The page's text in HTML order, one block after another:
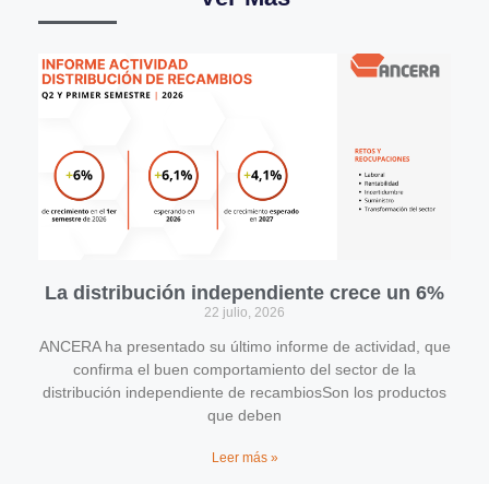
La distribución independiente crece un 6%
22 julio, 2026
ANCERA ha presentado su último informe de actividad, que
confirma el buen comportamiento del sector de la
distribución independiente de recambiosSon los productos
que deben
Leer más »